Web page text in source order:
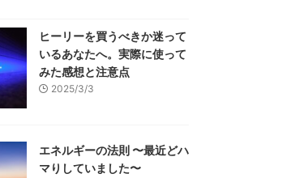
ヒーリーを買うべきか迷って
いるあなたへ。実際に使って
みた感想と注意点
2025/3/3
エネルギーの法則 〜最近どハ
マりしていました〜